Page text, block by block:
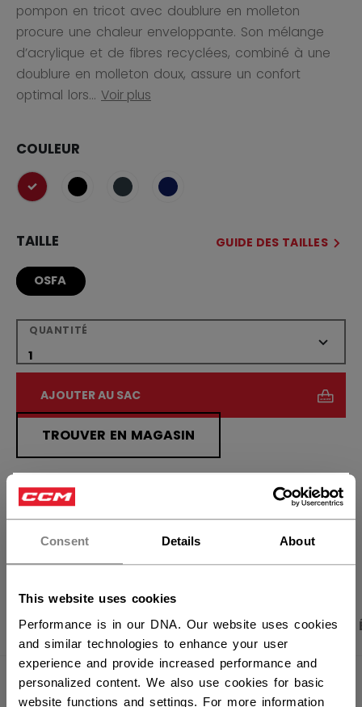
Consent Details About
This website uses cookies
Performance is in our DNA. Our website uses cookies
and similar technologies to enhance your user
experience and provide increased performance and
personalized content. We also use cookies for basic
website functions and settings. For more information
Vous souhaitez expédier des
produits aux États-Unis ?
pompon en tricot avec doublure en molleton
procure une chaleur enveloppante. Son mélange
d’acrylique et de fibres recyclées, combiné à une
doublure en molleton doux, assure un confort
optimal lors... Voir plus
COULEUR
sélectionné
TAILLE GUIDE DES TAILLES
OSFA
QUANTITÉ
AJOUTER AU SAC
TROUVER EN MAGASIN
Politique de livraison Retours gratuits
OUVRIR LES
PHOTOS DU PRODUIT CARACTÉRISTIQUES
CARACTÉRISTIQUES